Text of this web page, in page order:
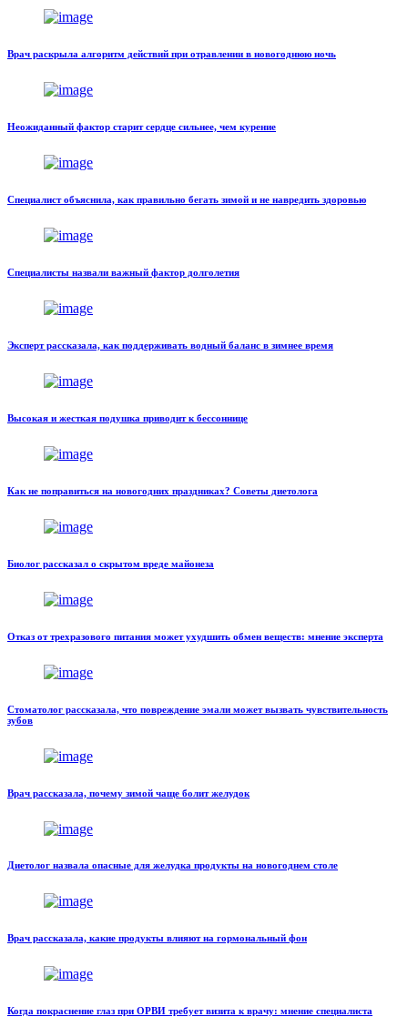
Врач раскрыла алгоритм действий при отравлении в новогоднюю ночь
Неожиданный фактор старит сердце сильнее, чем курение
Специалист объяснила, как правильно бегать зимой и не навредить здоровью
Специалисты назвали важный фактор долголетия
Эксперт рассказала, как поддерживать водный баланс в зимнее время
Высокая и жесткая подушка приводит к бессоннице
Как не поправиться на новогодних праздниках? Советы диетолога
Биолог рассказал о скрытом вреде майонеза
Отказ от трехразового питания может ухудшить обмен веществ: мнение эксперта
Стоматолог рассказала, что повреждение эмали может вызвать чувствительность
зубов
Врач рассказала, почему зимой чаще болит желудок
Диетолог назвала опасные для желудка продукты на новогоднем столе
Врач рассказала, какие продукты влияют на гормональный фон
Когда покраснение глаз при ОРВИ требует визита к врачу: мнение специалиста